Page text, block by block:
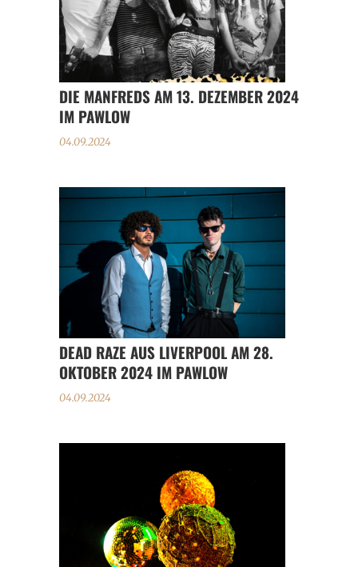
DIE MANFREDS AM 13. DEZEMBER 2024
IM PAWLOW
04.09.2024
DEAD RAZE AUS LIVERPOOL AM 28.
OKTOBER 2024 IM PAWLOW
04.09.2024